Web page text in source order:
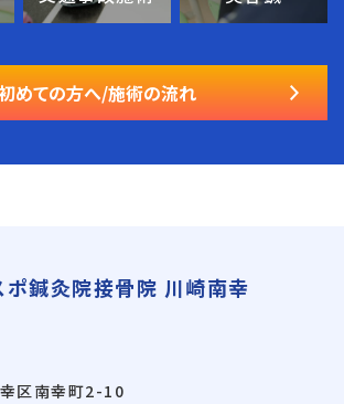
めての方へ/施術の流れ
ポ鍼灸院接骨院 川崎南幸
区南幸町2-10